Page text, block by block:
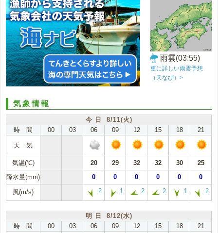
雨雲(03:55)
更に詳しい雨雲予想
（天なび）>
気象情報
今 日 8/11(火)
時 間
00 03 06 09 12 15 18 21
天 気
気温(℃) 20 29 32 32 30
25
降水量(mm)
0 0 0 0 0 0
風(m/s) 2 1 2 2 1 2
明 日 8/12(水)
時 間
00 03 06 09 12 15 18 21